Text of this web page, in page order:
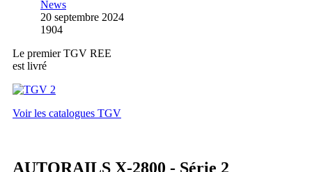
News
20 septembre 2024
1904
Le premier TGV REE
est livré
Voir les catalogues TGV
AUTORAILS X-2800 - Série 2